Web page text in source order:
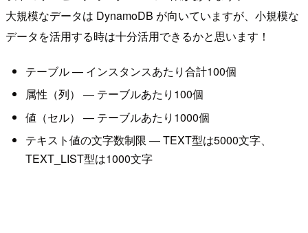
大規模なデータは DynamoDB が向いていますが、小規模な
データを活用する時は十分活用できるかと思います！
テーブル — インスタンスあたり合計100個
属性（列） — テーブルあたり100個
値（セル） — テーブルあたり1000個
テキスト値の文字数制限 — TEXT型は5000文字、
TEXT_LIST型は1000文字